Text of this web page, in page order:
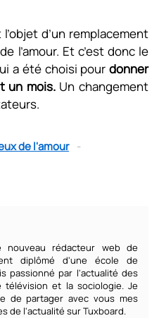
d’un remplacement
l’amour. Et c’est donc le
a été choisi pour donner
un mois.Un changement
de l'amour -
nouveau rédacteur web de
diplômé d'une école de
passionné par l'actualité des
télévision et la sociologie. Je
de partager avec vous mes
de l'actualité sur Tuxboard.